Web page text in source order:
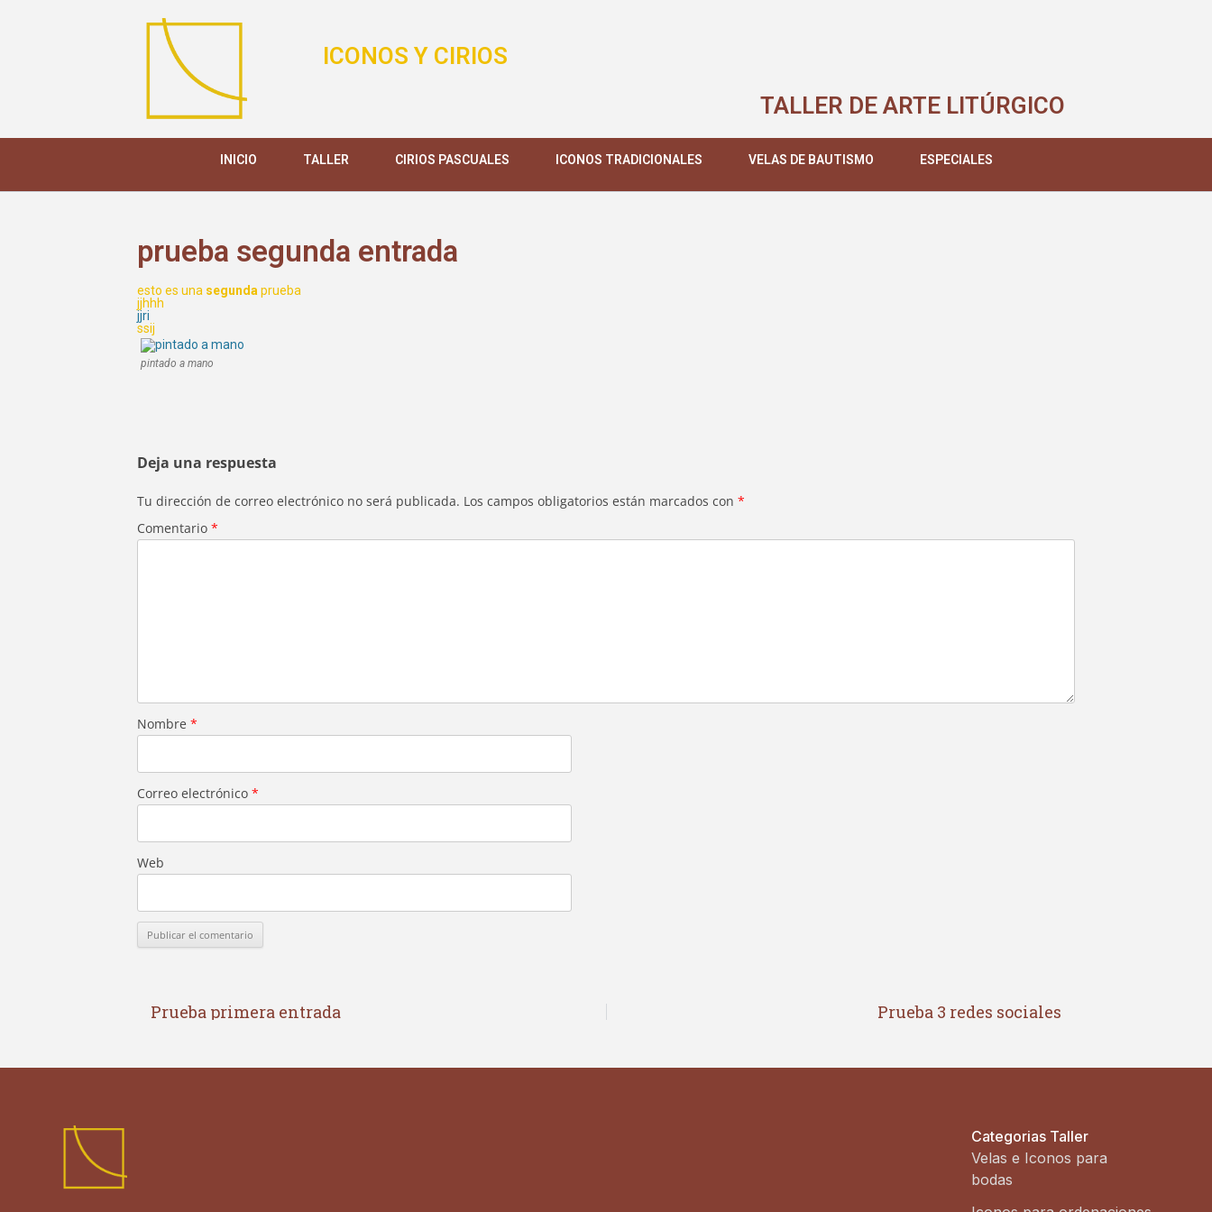
ICONOS Y CIRIOS
TALLER DE ARTE LITÚRGICO
INICIO TALLER CIRIOS PASCUALES ICONOS TRADICIONALES VELAS DE BAUTISMO ESPECIALES
prueba segunda entrada
esto es una segundaprueba
jjhhh
jjri
ssij
pintado a mano
Deja una respuesta
Tu dirección de correo electrónico no será publicada. Los campos obligatorios están marcados con *
Comentario *
Nombre *
Correo electrónico *
Web
Prueba primera entrada Prueba 3 redes sociales
Categorias Taller
Velas e Iconos para
bodas